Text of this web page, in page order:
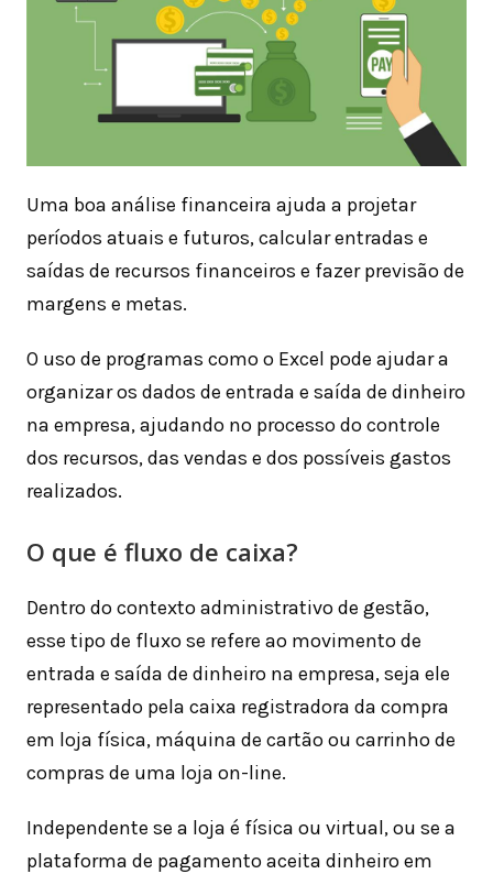
Uma boa análise financeira ajuda a projetar
períodos atuais e futuros, calcular entradas e
saídas de recursos financeiros e fazer previsão de
margens e metas.
O uso de programas como o Excel pode ajudar a
organizar os dados de entrada e saída de dinheiro
na empresa, ajudando no processo do controle
dos recursos, das vendas e dos possíveis gastos
realizados.
O que é fluxo de caixa?
Dentro do contexto administrativo de gestão,
esse tipo de fluxo se refere ao movimento de
entrada e saída de dinheiro na empresa, seja ele
representado pela caixa registradora da compra
em loja física, máquina de cartão ou carrinho de
compras de uma loja on-line.
Independente se a loja é física ou virtual, ou se a
plataforma de pagamento aceita dinheiro em